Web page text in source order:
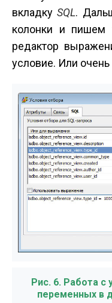
вкладкуSQL.
колонки и пишем
редактор
условие. Или
Рис. 6. Работа с
переменных в